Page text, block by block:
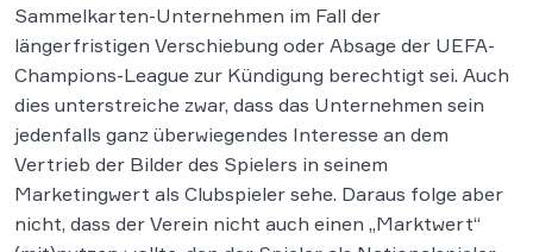
Sammelkarten-Unternehmen im Fall der
längerfristigen Verschiebung oder Absage der UEFA-
Champions-League zur Kündigung berechtigt sei. Auch
dies unterstreiche zwar, dass das Unternehmen sein
jedenfalls ganz überwiegendes Interesse an dem
Vertrieb der Bilder des Spielers in seinem
Marketingwert als Clubspieler sehe. Daraus folge aber
nicht, dass der Verein nicht auch einen „Marktwert“